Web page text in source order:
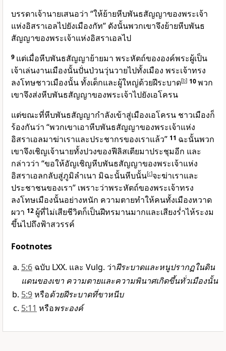
บรรดาเจ้านายเสนอว่า “ให้ย้ายหีบพันธสัญญาของพระเจ้า
แห่งอิสราเอลไปยังเมืองกัท” ดังนั้นพวกเขาจึงย้ายหีบพันธ
สัญญาของพระเจ้าแห่งอิสราเอลไป
9 แต่เมื่อหีบพันธสัญญาย้ายมา พระหัตถ์ขององค์พระผู้เป็น
เจ้าเล่นงานเมืองนั้นปั่นป่วนวุ่นวายไปทั้งเมือง พระเจ้าทรง
ลงโทษชาวเมืองนั้น ทั้งเด็กและผู้ใหญ่ด้วยฝีระบาด[b] 10พวก
เขาจึงส่งหีบพันธสัญญาของพระเจ้าไปยังเอโครน
แต่ขณะที่หีบพันธสัญญากำลังเข้าสู่เมืองเอโครน ชาวเมืองก็
ร้องกันว่า “พวกเขาเอาหีบพันธสัญญาของพระเจ้าแห่ง
อิสราเอลมาฆ่าเราและประชากรของเราแล้ว” 11 ฉะนั้นพวก
เขาจึงเชิญเจ้านายทั้งปวงของฟีลิสเตียมาประชุมอีก และ
กล่าวว่า “ขอให้อัญเชิญหีบพันธสัญญาของพระเจ้าแห่ง
อิสราเอลกลับสู่ภูมิลำเนา มิฉะนั้นหีบนั้น[c]จะฆ่าเราและ
ประชาชนของเรา” เพราะว่าพระหัตถ์ของพระเจ้าทรง
ลงโทษเมืองนั้นอย่างหนัก ความตายทำให้คนทั้งเมืองหวาด
ผวา 12 ผู้ที่ไม่เสียชีวิตก็เป็นฝีทรมานมากและเสียงร่ำไห้ระงม
ขึ้นไปถึงฟ้าสวรรค์
Footnotes
5:6 ฉบับ LXX. และ Vulg. ว่าฝีระบาดและหนูปรากฏในดิน
แดนของเขา ความตายและความพินาศเกิดขึ้นทั่วเมืองนั้น
5:9หรือด้วยฝีระบาดที่ขาหนีบ
5:11 หรือพระองค์